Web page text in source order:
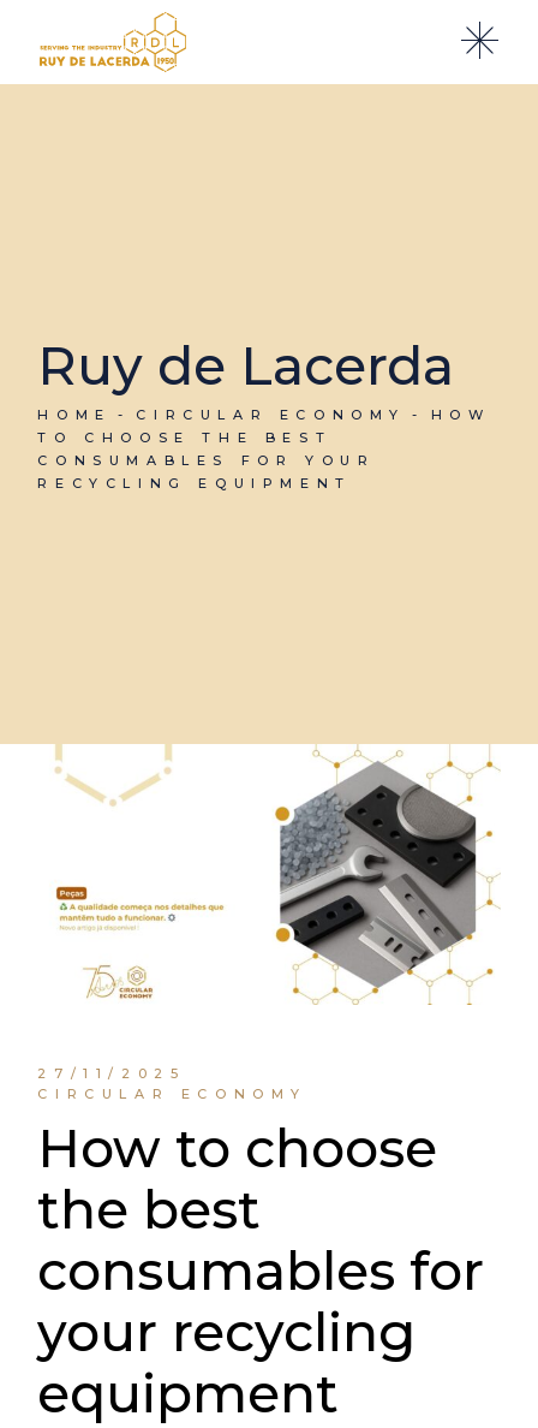
Ruy de Lacerda
HOME CIRCULAR ECONOMY
HOW
TO CHOOSE THE BEST
CONSUMABLES FOR YOUR
RECYCLING EQUIPMENT
27/11/2025
CIRCULAR ECONOMY
How to choose
the best
consumables for
your recycling
equipment